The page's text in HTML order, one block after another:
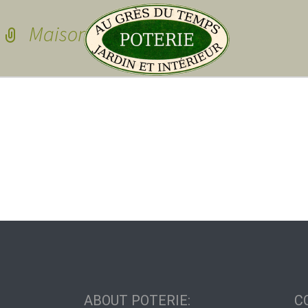
Pots à
Pots pour
Maison_et_travaux
ABOUT POTERIE: